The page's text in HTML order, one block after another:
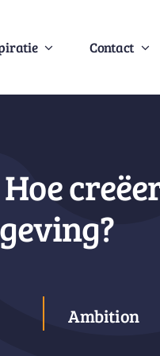
Contact
Ambition